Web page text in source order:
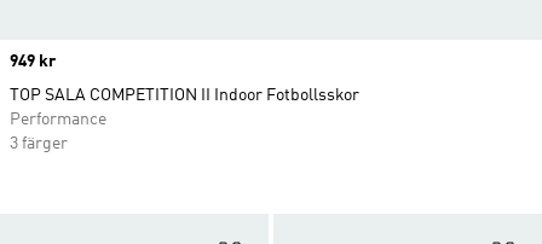
Price
949 kr
TOP SALA COMPETITION II Indoor Fotbollsskor
Performance
3 färger